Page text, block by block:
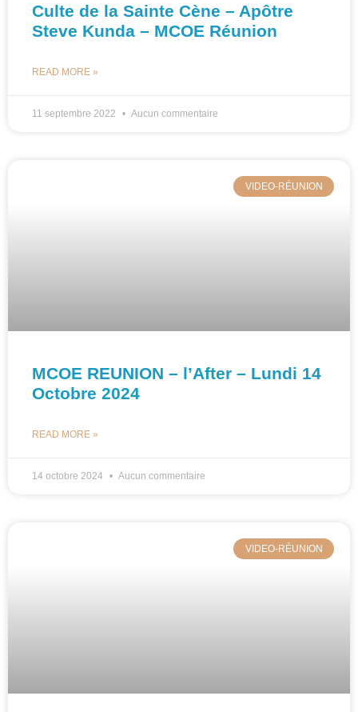
Culte de la Sainte Cène – Apôtre
Steve Kunda – MCOE Réunion
READ MORE »
11 septembre 2022 Aucun commentaire
VIDEO-RÉUNION
MCOE REUNION – l’After – Lundi 14
Octobre 2024
READ MORE »
14 octobre 2024 Aucun commentaire
VIDEO-RÉUNION